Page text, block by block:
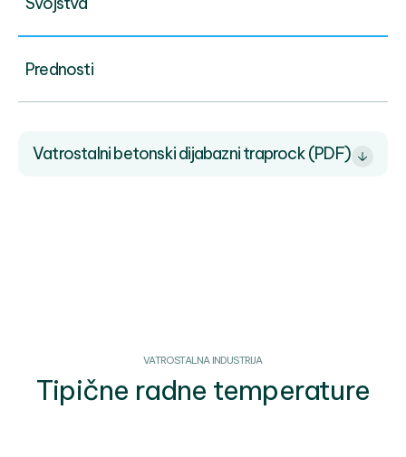
Prednosti
Vatrostalni betonski dijabazni traprock (PDF)
VATROSTALNA INDUSTRIJA
Tipične radne temperature